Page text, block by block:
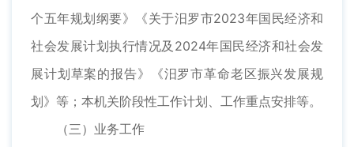
个五年规划纲要》《关于汨罗市2023年国民经济和
社会发展计划执行情况及2024年国民经济和社会发
展计划草案的报告》《汨罗市革命老区振兴发展规
划》等；本机关阶段性工作计划、工作重点安排等。
（三）业务工作